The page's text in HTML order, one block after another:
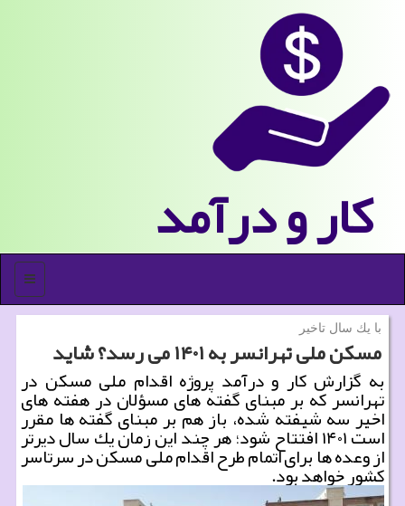
كار و درآمد
منو
با یك سال تاخیر
مسكن ملی تهرانسر به ۱۴۰۱ می رسد؟ شاید
به گزارش كار و درآمد پروژه اقدام ملی مسكن در
تهرانسر كه بر مبنای گفته های مسؤلان در هفته های
اخیر سه شیفته شده، باز هم بر مبنای گفته ها مقرر
است ۱۴۰۱ افتتاح شود؛ هر چند این زمان یك سال دیرتر
از وعده ها برای اتمام طرح اقدام ملی مسكن در سرتاسر
كشور خواهد بود.